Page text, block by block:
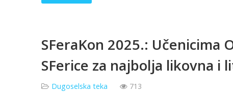
SFeraKon 2025.: Učenicima
SFerice za najbolja likovna i
Dugoselska teka 713